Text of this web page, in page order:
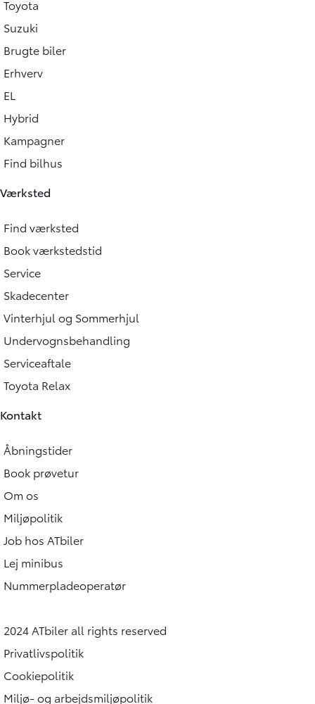
Toyota
Suzuki
Brugte biler
Erhverv
EL
Hybrid
Kampagner
Find bilhus
Værksted
Find værksted
Book værkstedstid
Service
Skadecenter
Vinterhjul og Sommerhjul
Undervognsbehandling
Serviceaftale
Toyota Relax
Kontakt
Åbningstider
Book prøvetur
Om os
Miljøpolitik
Job hos ATbiler
Lej minibus
Nummerpladeoperatør
2024 ATbiler all rights reserved
Privatlivspolitik
Cookiepolitik
Miljø- og arbejdsmiljøpolitik